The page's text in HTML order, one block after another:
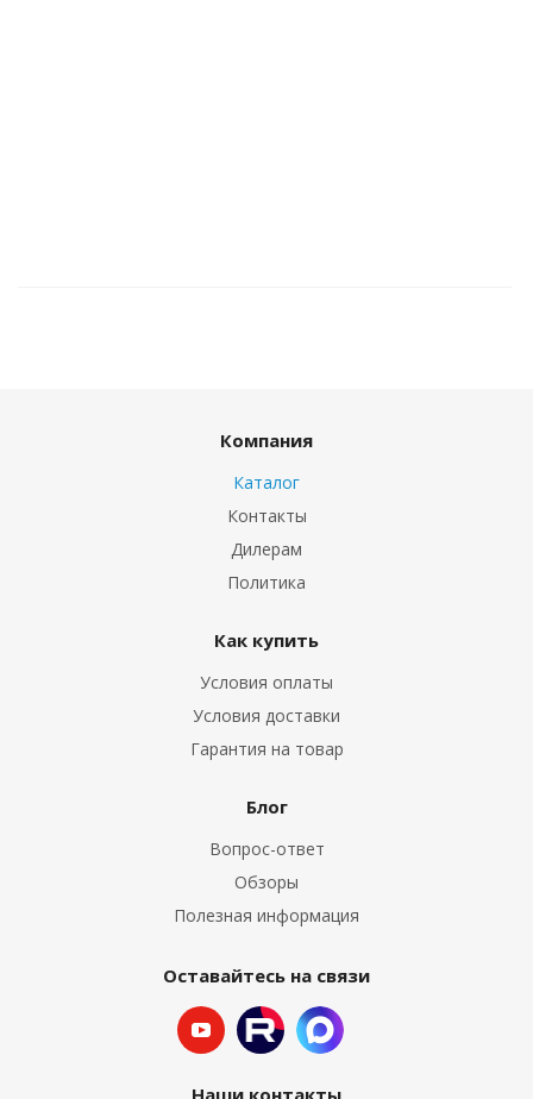
Компания
Каталог
Контакты
Дилерам
Политика
Как купить
Условия оплаты
Условия доставки
Гарантия на товар
Блог
Вопрос-ответ
Обзоры
Полезная информация
Оставайтесь на связи
Наши контакты